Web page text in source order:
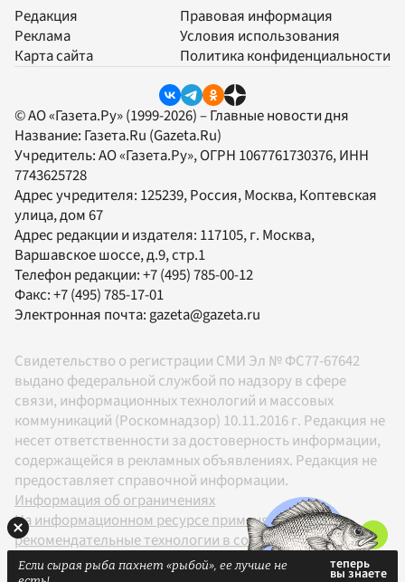
Редакция
Реклама
Карта сайта
Правовая информация
Условия использования
Политика конфиденциальности
© АО «Газета.Ру» (1999-2026) – Главные новости дня
Название: Газета.Ru (Gazeta.Ru)
Учредитель:АО «Газета.Ру», ОГРН 1067761730376, ИНН
7743625728
Адрес учредителя: 125239, Россия, Москва, Коптевская
улица, дом 67
Адрес редакции и издателя: 117105, г. Москва,
Варшавское шоссе, д.9, стр.1
Телефон редакции:+7 (495) 785-00-12
Факс:+7 (495) 785-17-01
Электронная почта:gazeta@gazeta.ru
Свидетельство о регистрации СМИ Эл № ФС77-67642
выдано федеральной службой по надзору в сфере
связи, информационных технологий и массовых
коммуникаций (Роскомнадзор) 10.11.2016 г. Редакция не
несет ответственности за достоверность информации,
содержащейся в рекламных объявлениях. Редакция не
предоставляет справочной информации.
Информация об ограничениях
На информационном ресурсе применяются
рекомендательные технологии в соответствии с
Правилами
Если сырая рыба пахнет «рыбой», ее лучше не